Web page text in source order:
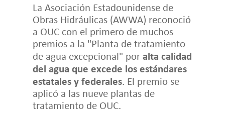
La Asociación Estadounidense de
Obras Hidráulicas (AWWA) reconoció
a OUC con el primero de muchos
premios a la "Planta de tratamiento
de agua excepcional" poralta calidad
del agua que excede los estándares
estatales y federales. El premio se
aplicó a las nueve plantas de
tratamiento de OUC.